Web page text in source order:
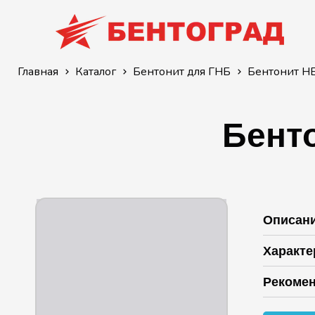
Главная Каталог Бентонит для ГНБ Бентонит